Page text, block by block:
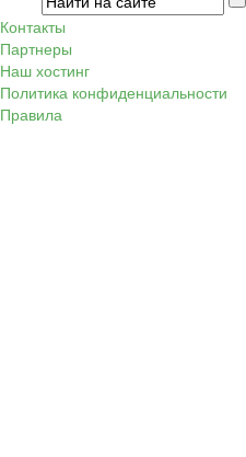
Контакты
Партнеры
Наш хостинг
Политика конфиденциальности
Правила